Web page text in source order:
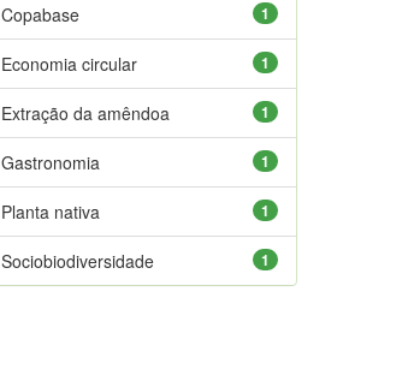
1
Copabase
1
Economia circular
1
Extração da amêndoa
1
Gastronomia
1
Planta nativa
1
Sociobiodiversidade